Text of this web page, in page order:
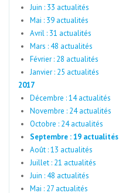
Juin : 33 actualités
Mai : 39 actualités
Avril : 31 actualités
Mars : 48 actualités
Février : 28 actualités
Janvier : 25 actualités
2017
Décembre : 14 actualités
Novembre : 24 actualités
Octobre : 24 actualités
Septembre : 19 actualités
Août : 13 actualités
Juillet : 21 actualités
Juin : 48 actualités
Mai : 27 actualités